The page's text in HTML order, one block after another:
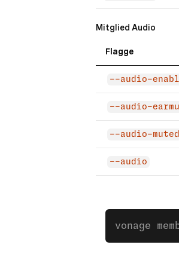
Mitglied Audio
Flagge
--audio-
--audio-
--audio-muted
--audio
vonage